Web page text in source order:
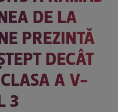
DE LA
PREZINTĂ
DECÂT
A V-
3